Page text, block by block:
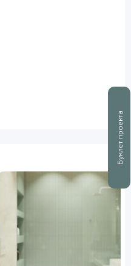
Буклет проекта